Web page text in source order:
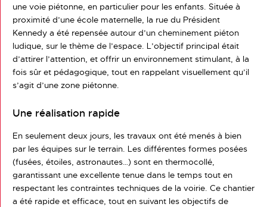
une voie piétonne, en particulier pour les enfants. Située à
proximité d’une école maternelle, la rue du Président
Kennedy a été repensée autour d’un cheminement piéton
ludique, sur le thème de l’espace. L’objectif principal était
d’attirer l’attention, et offrir un environnement stimulant, à la
fois sûr et pédagogique, tout en rappelant visuellement qu’il
s’agit d’une zone piétonne.
Une réalisation rapide
En seulement deux jours, les travaux ont été menés à bien
par les équipes sur le terrain. Les différentes formes posées
(fusées, étoiles, astronautes…) sont en thermocollé,
garantissant une excellente tenue dans le temps tout en
respectant les contraintes techniques de la voirie. Ce chantier
a été rapide et efficace, tout en suivant les objectifs de